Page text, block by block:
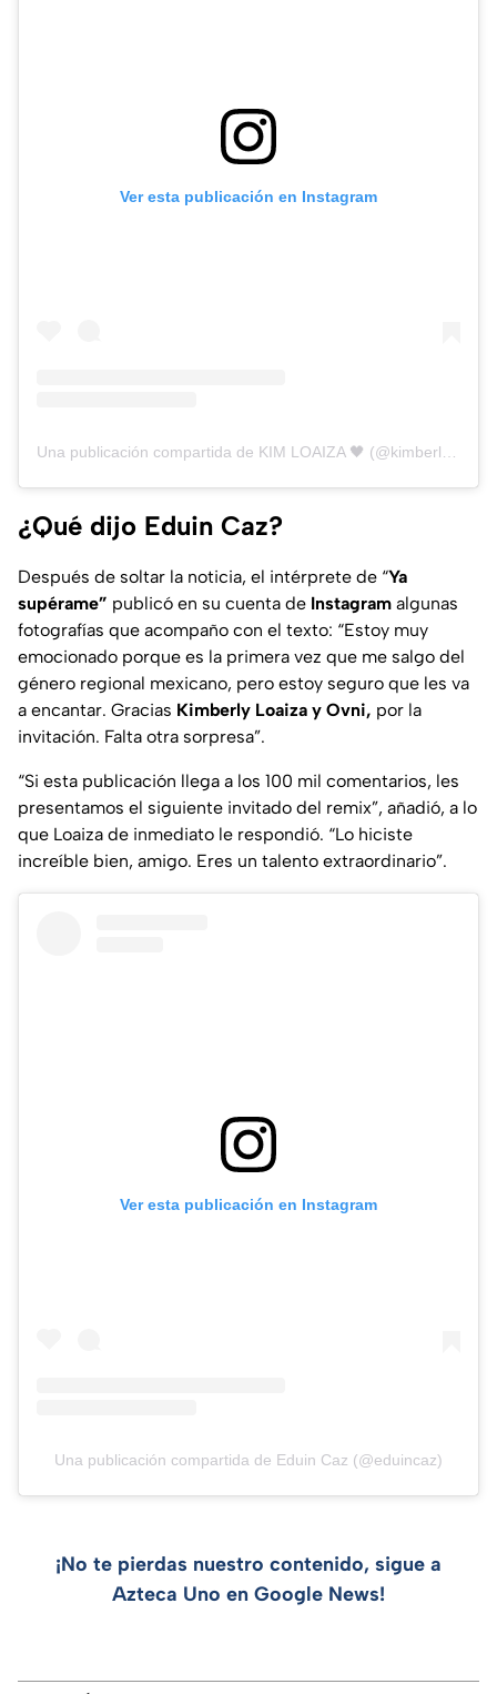
Ver esta publicación en Instagram
¿Qué dijo Eduin Caz?
Después de soltar la noticia, el intérprete de “Ya
supérame” publicó en su cuenta de Instagram algunas
fotografías que acompaño con el texto: “Estoy muy
emocionado porque es la primera vez que me salgo del
género regional mexicano, pero estoy seguro que les va
a encantar. Gracias Kimberly Loaiza y Ovni, por la
invitación. Falta otra sorpresa”.
“Si esta publicación llega a los 100 mil comentarios, les
presentamos el siguiente invitado del remix”, añadió, a lo
que Loaiza de inmediato le respondió. “Lo hiciste
increíble bien, amigo. Eres un talento extraordinario”.
Ver esta publicación en Instagram
Una publicación compartida de Eduin Caz (@eduincaz)
¡No te pierdas nuestro contenido, sigue a
Azteca Uno en Google News!